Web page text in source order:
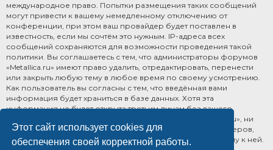
Этот сайт использует cookies для
обеспечения своей корректной работы.
международное право. Попытки размещения таких сообщений
могут привести к вашему немедленному отключению от
конференции, при этом ваш провайдер будет поставлен в
известность, если мы сочтём это нужным. IP-адреса всех
сообщений сохраняются для возможности проведения такой
политики. Вы соглашаетесь с тем, что администраторы форумов
«Metallica.ru» имеют право удалить, отредактировать, перенести
или закрыть любую тему в любое время по своему усмотрению.
Как пользователь вы согласны с тем, что введённая вами
информация будет храниться в базе данных. Хотя эта
информация не будет открыта третьим лицам без вашего
разрешения, ни администрация конференции «Metallica.ru», ни
phpBB Limited не может быть ответственна за действия хакеров,
которые могут привести к несанкционированному доступу к ней.